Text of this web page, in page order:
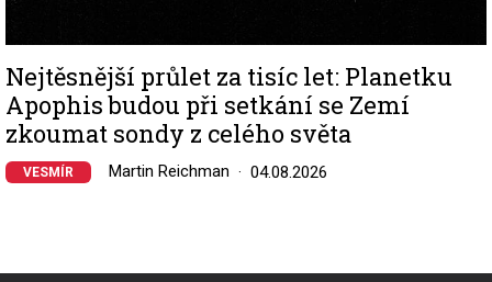
Nejtěsnější průlet za tisíc let: Planetku
Apophis budou při setkání se Zemí
zkoumat sondy z celého světa
VESMÍR Martin Reichman 04.08.2026